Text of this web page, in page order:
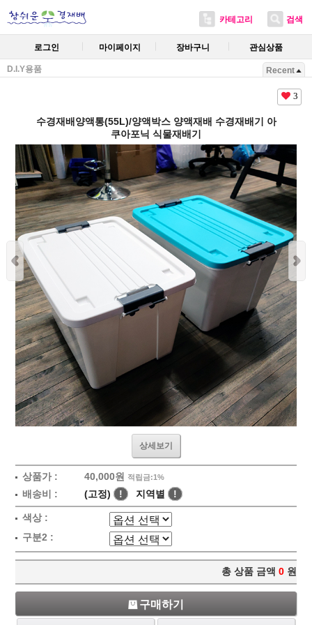
카테고리 검색
로그인 마이페이지 장바구니 관심상품
D.I.Y용품 Recent
3
수경재배양액통(55L)/양액박스 양액재배 수경재배기 아
쿠아포닉 식물재배기
상세보기
상품가 : 40,000원 적립금:1%
배송비 : (고정) ! 지역별 !
색상 :
구분2 :
총 상품 금액 0 원
구매하기